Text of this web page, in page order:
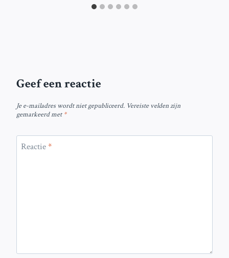
Geef een reactie
Je e-mailadres wordt niet gepubliceerd. Vereiste velden zijn
gemarkeerd met*
Reactie*